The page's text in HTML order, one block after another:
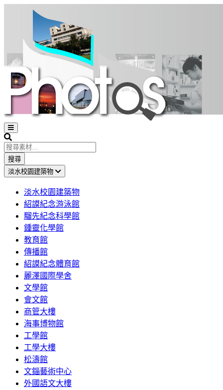
Open
sidebar
Search
搜尋
淡水校園建築物
淡水校園建築物
紹謨紀念游泳館
騮先紀念科學館
鍾靈化學館
教育館
傳播館
紹謨紀念體育館
麗澤國際學舍
文學館
會文館
商管大樓
海事博物館
工學館
工學大樓
松濤館
文錙藝術中心
外國語文大樓